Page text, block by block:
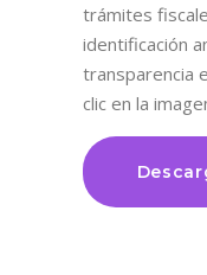
trámites
identificación
transparencia
clic en la